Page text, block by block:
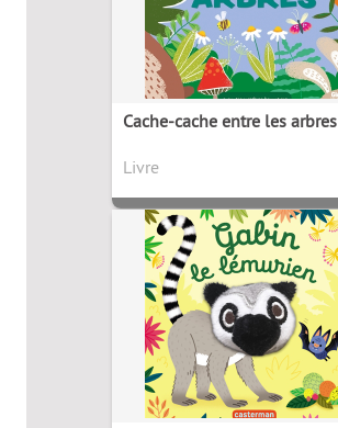
Cache-cache entre les arbres
Livre